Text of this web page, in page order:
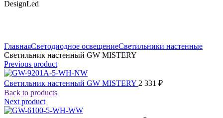
DesignLed
ГлавнаяСветодиодное освещениеСветильники настенные
Светильник настенный GW MISTERY
Previous product
Светильник настенный GW MISTERY 2 331 ₽
Back to products
Next product